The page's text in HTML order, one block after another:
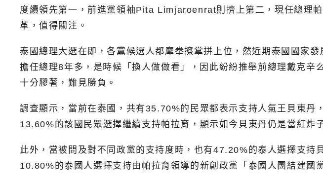
度續領先第一，前進黨領袖Pita Limjaroenrat則擠上第二，現任總理
革，值得關注。
泰國總理大選在即，各黨候選人都摩拳擦掌拼上位，然近期泰國國家
擔任總理8年多，是時候「換人做做看」，因此紛紛推舉前總理戴克
十分膠著，難見勝負。
調查顯示，當前在泰國，共有35.70%的民眾都表示支持人氣王貝東
13.60%的該國民眾選擇繼續支持帕拉育，顯示如今貝東丹仍是當紅
此外，當被問及對不同政黨的支持度時，也有47.20%的泰人選擇支持
10.80%的泰國人選擇支持由帕拉育領導的新創政黨「泰國人團結建國